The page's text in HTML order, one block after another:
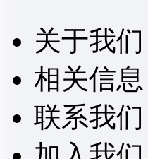
关于我们
相关信息
联系我们